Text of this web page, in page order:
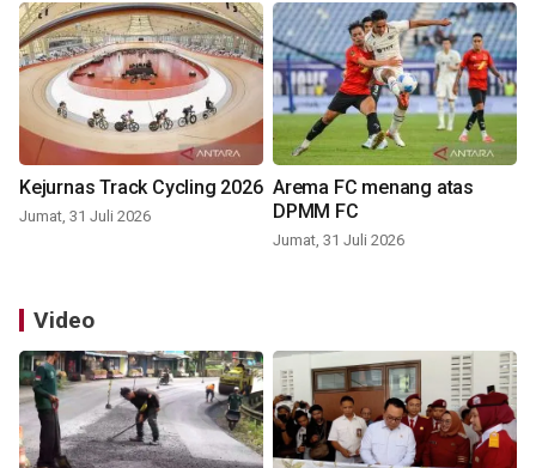
Kejurnas Track Cycling 2026
Jumat, 31 Juli 2026
Arema FC menang atas
DPMM FC
Jumat, 31 Juli 2026
Video